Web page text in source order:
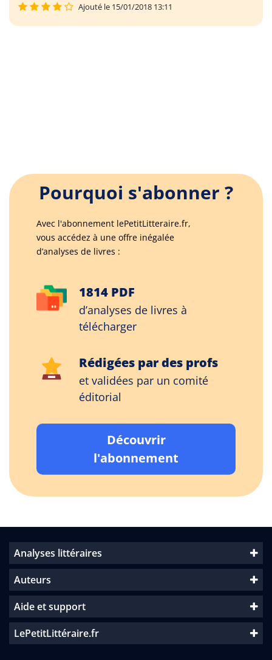
Ajouté le 15/01/2018 13:11
Pourquoi s'abonner ?
Avec l'abonnement lePetitLitteraire.fr,
vous accédez à une offre inégalée
d’analyses de livres :
1814 PDF
d’analyses de livres à
télécharger
Rédigées par des profs
et validées par un comité
éditorial
Découvrir
l'abonnement
Analyses littéraires
Auteurs
Aide et support
LePetitLittéraire.fr